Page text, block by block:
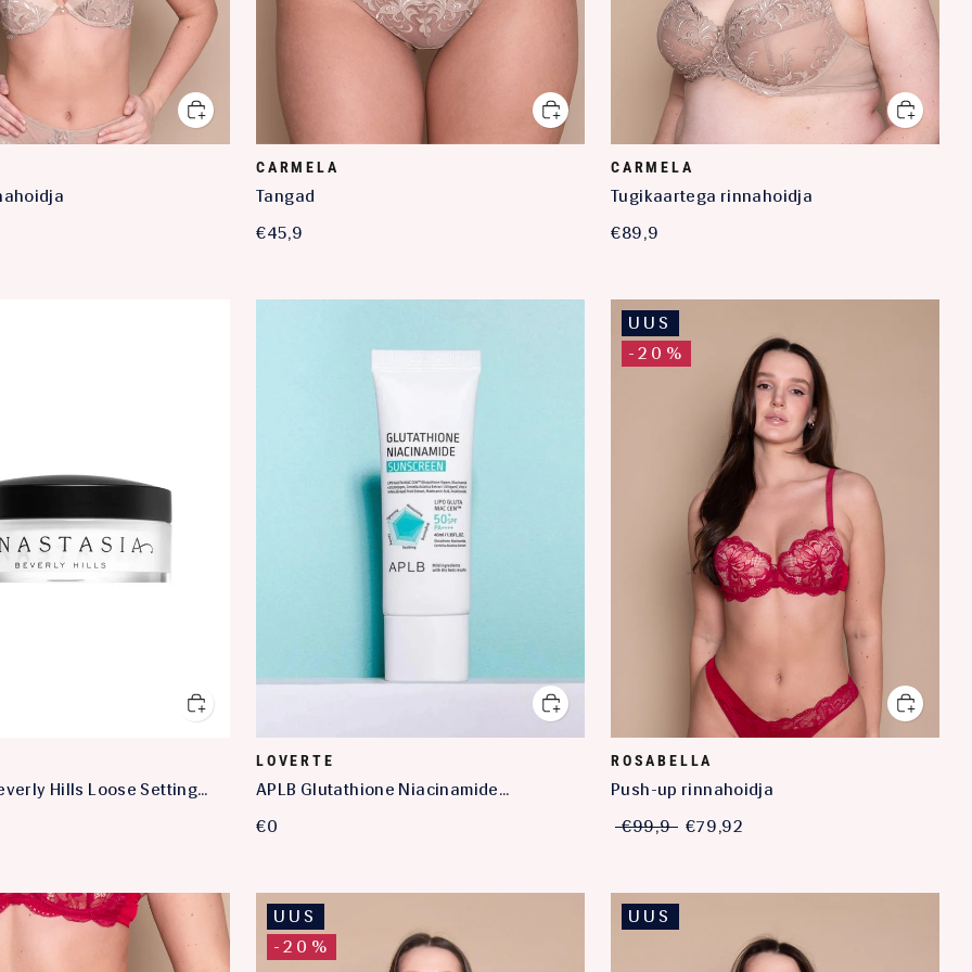
CARMELA
Tangad
€45,9
CARMELA
Tugikaartega rinnahoidja
€89,9
Hills Loose Setting
LOVERTE
APLB Glutathione Niacinamide
€0
UUS
-20%
ROSABELLA
Push-up rinnahoidja
€99,9
€79,92
UUS
-20%
UUS